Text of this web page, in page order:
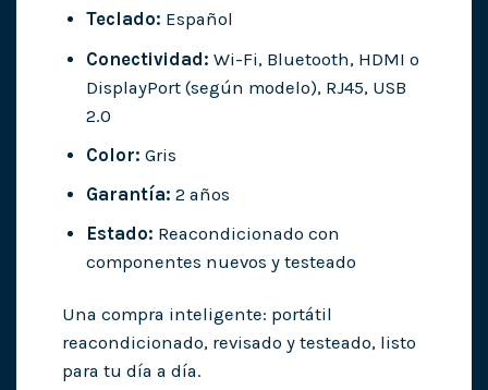
Teclado: Español
Conectividad: Wi-Fi, Bluetooth, HDMI o
DisplayPort (según modelo), RJ45, USB
2.0
Color: Gris
Garantía: 2 años
Estado: Reacondicionado con
componentes nuevos y testeado
Una compra inteligente: portátil
reacondicionado, revisado y testeado, listo
para tu día a día.